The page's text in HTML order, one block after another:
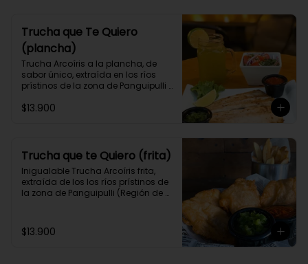
Trucha que Te Quiero
(plancha)
Trucha Arcoíris a la plancha, de
sabor único, extraída en los ríos
prístinos de la zona de Panguipulli
de tu guarnición y 2 salsas
$13.900
Trucha que te Quiero (frita)
Inigualable Trucha Arcoíris frita,
extraída de los los ríos prístinos de
la zona de Panguipulli (Región de
$13.900